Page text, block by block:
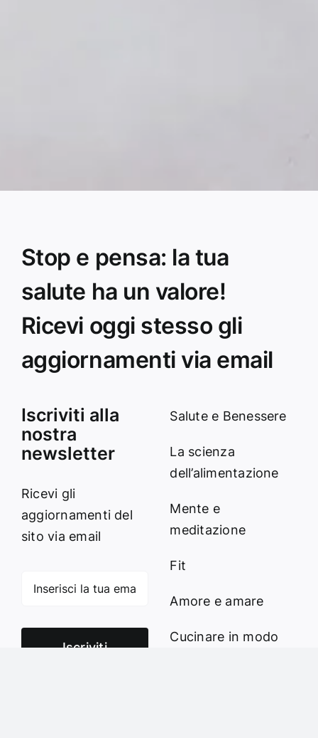
Stop e pensa: la tua
salute ha un valore!
Ricevi oggi stesso gli
aggiornamenti via email
Iscriviti alla
nostra
newsletter
Ricevi gli
aggiornamenti del
sito via email
Iscriviti
Salute e Benessere
La scienza
dell’alimentazione
Mente e
meditazione
Fit
Amore e amare
Cucinare in modo